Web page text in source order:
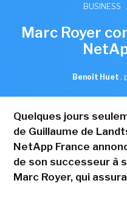
BUSINESS
Marc Royer
Benoît Huet ,
Quelques jours
de Guillaume de
NetApp France
de son successeur à
Marc Royer, qui